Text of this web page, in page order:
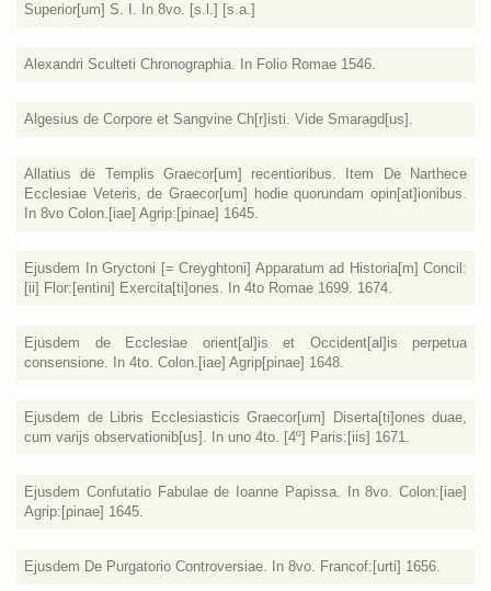
Superior[um] S. I. In 8vo. [s.l.] [s.a.]
Alexandri Sculteti Chronographia. In Folio Romae 1546.
Algesius de Corpore et Sangvine Ch[r]isti. Vide Smaragd[us].
Allatius de Templis Graecor[um] recentioribus. Item De Narthece
Ecclesiae Veteris, de Graecor[um] hodie quorundam opin[at]ionibus.
In 8vo Colon.[iae] Agrip:[pinae] 1645.
Ejusdem In Gryctoni [= Creyghtoni] Apparatum ad Historia[m] Concil:
[ii] Flor:[entini] Exercita[ti]ones. In 4to Romae 1699. 1674.
Ejusdem de Ecclesiae orient[al]is et Occident[al]is perpetua
consensione. In 4to. Colon.[iae] Agrip[pinae] 1648.
Ejusdem de Libris Ecclesiasticis Graecor[um] Diserta[ti]ones duae,
cum varijs observationib[us]. In uno 4to. [4º] Paris:[iis] 1671.
Ejusdem Confutatio Fabulae de Ioanne Papissa. In 8vo. Colon:[iae]
Agrip:[pinae] 1645.
Ejusdem De Purgatorio Controversiae. In 8vo. Francof:[urti] 1656.